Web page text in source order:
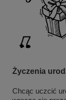
Życzenia
Chcąc uczcić